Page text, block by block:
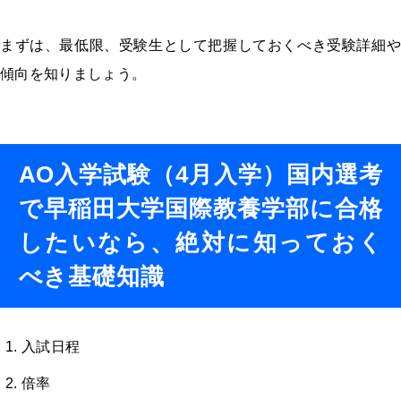
まずは、最低限、受験生として把握しておくべき受験詳細や
傾向を知りましょう。
AO入学試験（4月入学）国内選考
で早稲田大学国際教養学部に合格
したいなら、絶対に知っておく
べき基礎知識
入試日程
倍率